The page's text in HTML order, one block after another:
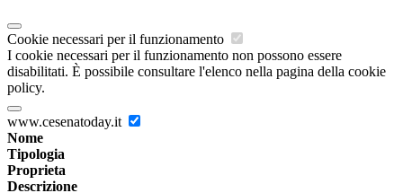
Cookie necessari per il funzionamento
I cookie necessari per il funzionamento non possono essere
disabilitati. È possibile consultare l'elenco nella pagina della cookie
policy.
www.cesenatoday.it
Nome
Tipologia
Proprieta
Descrizione